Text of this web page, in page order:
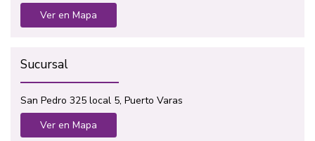
Ver en Mapa
Sucursal
San Pedro 325 local 5, Puerto Varas
Ver en Mapa